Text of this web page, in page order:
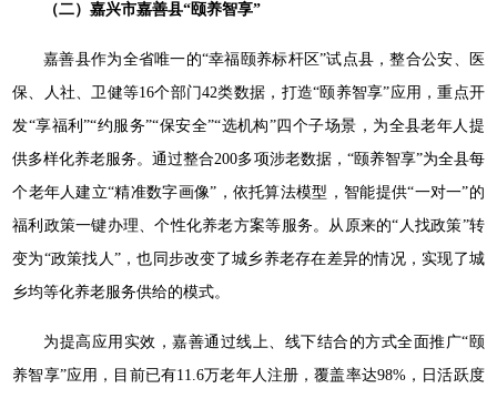
（二）嘉兴市嘉善县“颐养智享”
嘉善县作为全省唯一的“幸福颐养标杆区”试点县，整合公安、医
保、人社、卫健等16个部门42类数据，打造“颐养智享”应用，重点开
发“享福利”“约服务”“保安全”“选机构”四个子场景，为全县老年人提
供多样化养老服务。通过整合200多项涉老数据，“颐养智享”为全县每
个老年人建立“精准数字画像”，依托算法模型，智能提供“一对一”的
福利政策一键办理、个性化养老方案等服务。从原来的“人找政策”转
变为“政策找人”，也同步改变了城乡养老存在差异的情况，实现了城
乡均等化养老服务供给的模式。
为提高应用实效，嘉善通过线上、线下结合的方式全面推广“颐
养智享”应用，目前已有11.6万老年人注册，覆盖率达98%，日活跃度